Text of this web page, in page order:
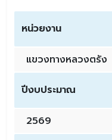
หน่วยงาน
แขวงทางหลวงตรัง
ปีงบประมาณ
2569